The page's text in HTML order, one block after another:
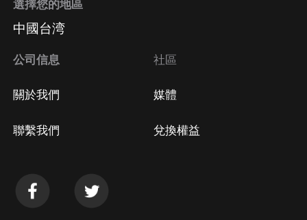
選擇您的地區
中國台湾
公司信息
關於我們
聯繫我們
社區
媒體
兌換權益